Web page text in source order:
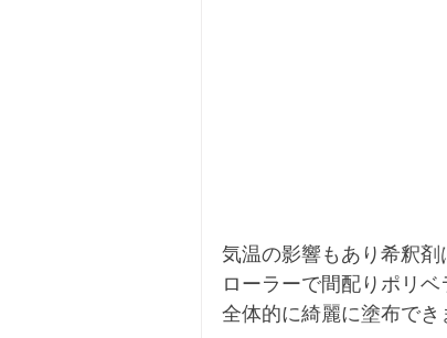
気温の影響もあり希釈剤
ローラーで間配りポリベ
全体的に綺麗に塗布でき